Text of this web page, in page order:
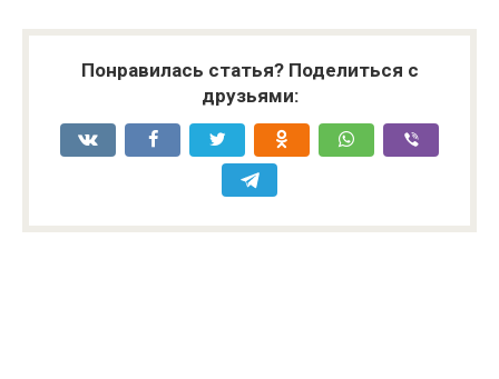
Понравилась статья? Поделиться с
друзьями: